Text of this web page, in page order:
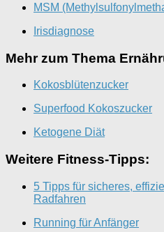
MSM
Irisdiagnose
Mehr zum Thema
Kokosblütenzucker
Superfood Kokoszucker
Ketogene Diät
Weitere Fitness-Tipps:
5 Tipps für sicheres,
Radfahren
Running für Anfänger